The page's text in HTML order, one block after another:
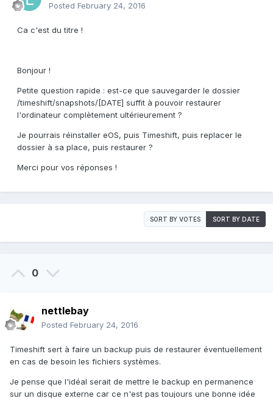
Posted February 24, 2016
Ca c'est du titre !
Bonjour !
Petite question rapide : est-ce que sauvegarder le dossier
/timeshift/snapshots/[DATE] suffit à pouvoir restaurer
l'ordinateur complètement ultérieurement ?
Je pourrais réinstaller eOS, puis Timeshift, puis replacer le
dossier à sa place, puis restaurer ?
Merci pour vos réponses !
SORT BY VOTES SORT BY DATE
0
nettlebay
Posted February 24, 2016
Timeshift sert à faire un backup puis de restaurer éventuellement
en cas de besoin les fichiers systèmes.
Je pense que l'idéal serait de mettre le backup en permanence
sur un disque externe car ce n'est pas toujours une bonne idée